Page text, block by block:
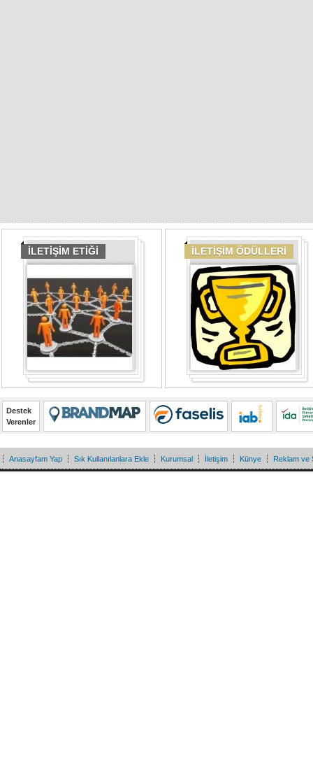
İLETİŞİM ETİĞİ İLETİŞİM ÖDÜLLERİ
Destek
Verenler
Anasayfam Yap Sık Kullanılanlara Ekle Kurumsal İletişim Künye Reklam ve